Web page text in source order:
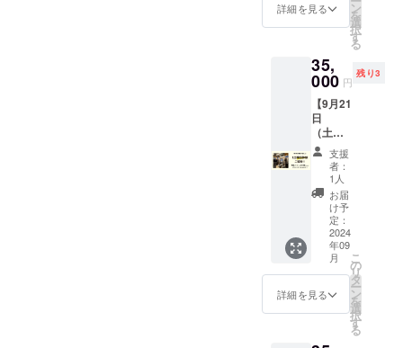
日程：
2024年
8月24日
10時
~18時予
定 ・場
所：東
京都中
央区日
本橋本
町3-11-
COMMI
SSARY
NIHON
BASHI
・クラ
ウド
ファン
ディン
詳細を見る ン
を
選
択
す
る
35,
000 円
残り3
【9月21
日
（土）
】醸造
体験
（完成
したタ
イミン
グで12
本プレ
ゼン
ト！付
き） ・
日程：
2024年
9月21日
支援
者：
1人
お届
け予
定：
2024
年09
月
詳細を見る
こ
の
リ
タ
ー
ン
を
選
択
す
る